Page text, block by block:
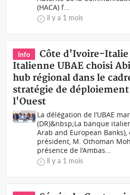
(HACA) f...
il y a 1 mois
Info
Côte d'Ivoire-Italie
Italienne UBAE choisi
hub régional dans le
stratégie de
l'Ouest
La délégation de l’UBAE
(DR)&nbsp;La banque
Arab and European
président, M. Othoman
présence de l’Ambas...
il y a 1 mois